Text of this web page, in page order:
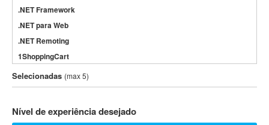
.NET Framework
.NET para Web
.NET Remoting
1ShoppingCart
3DS Max
3GSM
802.11
Selecionadas (max 5)
Nível de experiência desejado